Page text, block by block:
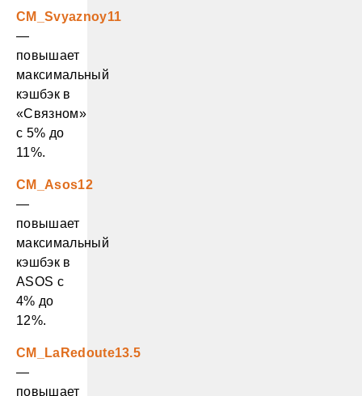
CM_Svyaznoy11
—
повышает
максимальный
кэшбэк в
«Связном»
с 5% до
11%.
CM_Asos12
—
повышает
максимальный
кэшбэк в
ASOS с
4% до
12%.
CM_LaRedoute13.5
—
повышает